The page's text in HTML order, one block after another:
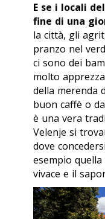
E se i locali
fine di una
la città, gli
pranzo nel
ci sono dei
molto
della merenda
buon caffè o
è una vera
Velenje si
dove
esempio
vivace e il